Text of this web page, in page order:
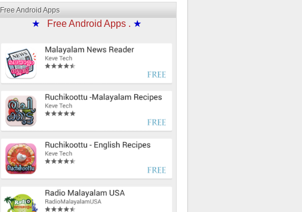
Free Android Apps
★ Free Android Apps . ★